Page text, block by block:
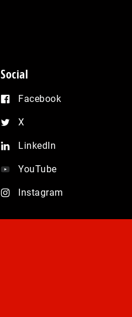
Social
Facebook
X
LinkedIn
YouTube
Instagram